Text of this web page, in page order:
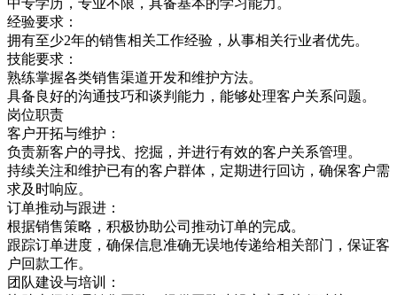
经验要求：
拥有至少2年的销售相关工作经验，从事相关行业者优先。
技能要求：
熟练掌握各类销售渠道开发和维护方法。
具备良好的沟通技巧和谈判能力，能够处理客户关系问题。
岗位职责
客户开拓与维护：
负责新客户的寻找、挖掘，并进行有效的客户关系管理。
持续关注和维护已有的客户群体，定期进行回访，确保客户需
求及时响应。
订单推动与跟进：
根据销售策略，积极协助公司推动订单的完成。
跟踪订单进度，确保信息准确无误地传递给相关部门，保证客
户回款工作。
团队建设与培训：